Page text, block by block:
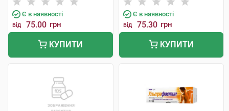
Є в наявності
від 75.00 грн
КУПИТИ
Є в наявності
від 75.30 грн
КУПИТИ